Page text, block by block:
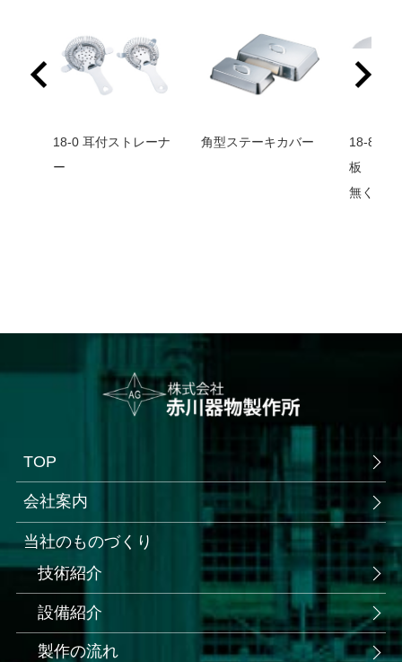
18-0 耳付ストレーナ
ー
角型ステーキカバー
18-8 セ
板
無くな
TOP
会社案内
当社のものづくり
技術紹介
設備紹介
製作の流れ